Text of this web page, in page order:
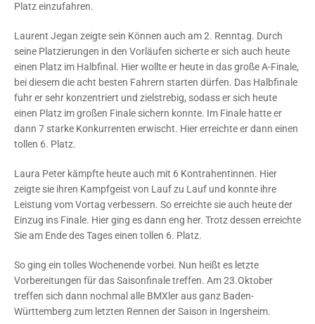
Platz einzufahren.
Laurent Jegan zeigte sein Können auch am 2. Renntag. Durch
seine Platzierungen in den Vorläufen sicherte er sich auch heute
einen Platz im Halbfinal. Hier wollte er heute in das große A-Finale,
bei diesem die acht besten Fahrern starten dürfen. Das Halbfinale
fuhr er sehr konzentriert und zielstrebig, sodass er sich heute
einen Platz im großen Finale sichern konnte. Im Finale hatte er
dann 7 starke Konkurrenten erwischt. Hier erreichte er dann einen
tollen 6. Platz.
Laura Peter kämpfte heute auch mit 6 Kontrahentinnen. Hier
zeigte sie ihren Kampfgeist von Lauf zu Lauf und konnte ihre
Leistung vom Vortag verbessern. So erreichte sie auch heute der
Einzug ins Finale. Hier ging es dann eng her. Trotz dessen erreichte
Sie am Ende des Tages einen tollen 6. Platz.
So ging ein tolles Wochenende vorbei. Nun heißt es letzte
Vorbereitungen für das Saisonfinale treffen. Am 23.Oktober
treffen sich dann nochmal alle BMXler aus ganz Baden-
Württemberg zum letzten Rennen der Saison in Ingersheim.